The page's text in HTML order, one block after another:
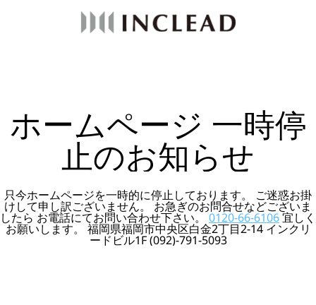
ホームページ 一時停
止のお知らせ
只今ホームページを一時的に停止しております。 ご迷惑お掛
けして申し訳ございません。 お急ぎのお問合せなどございま
したら お電話にてお問い合わせ下さい。0120-66-6106宜しく
お願いします。 福岡県福岡市中央区白金2丁目2-14 インクリ
ードビル1F (092)-791-5093